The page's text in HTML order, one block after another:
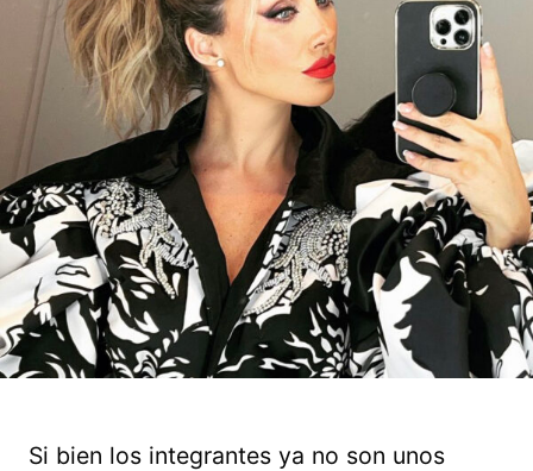
Si bien los integrantes ya no son unos